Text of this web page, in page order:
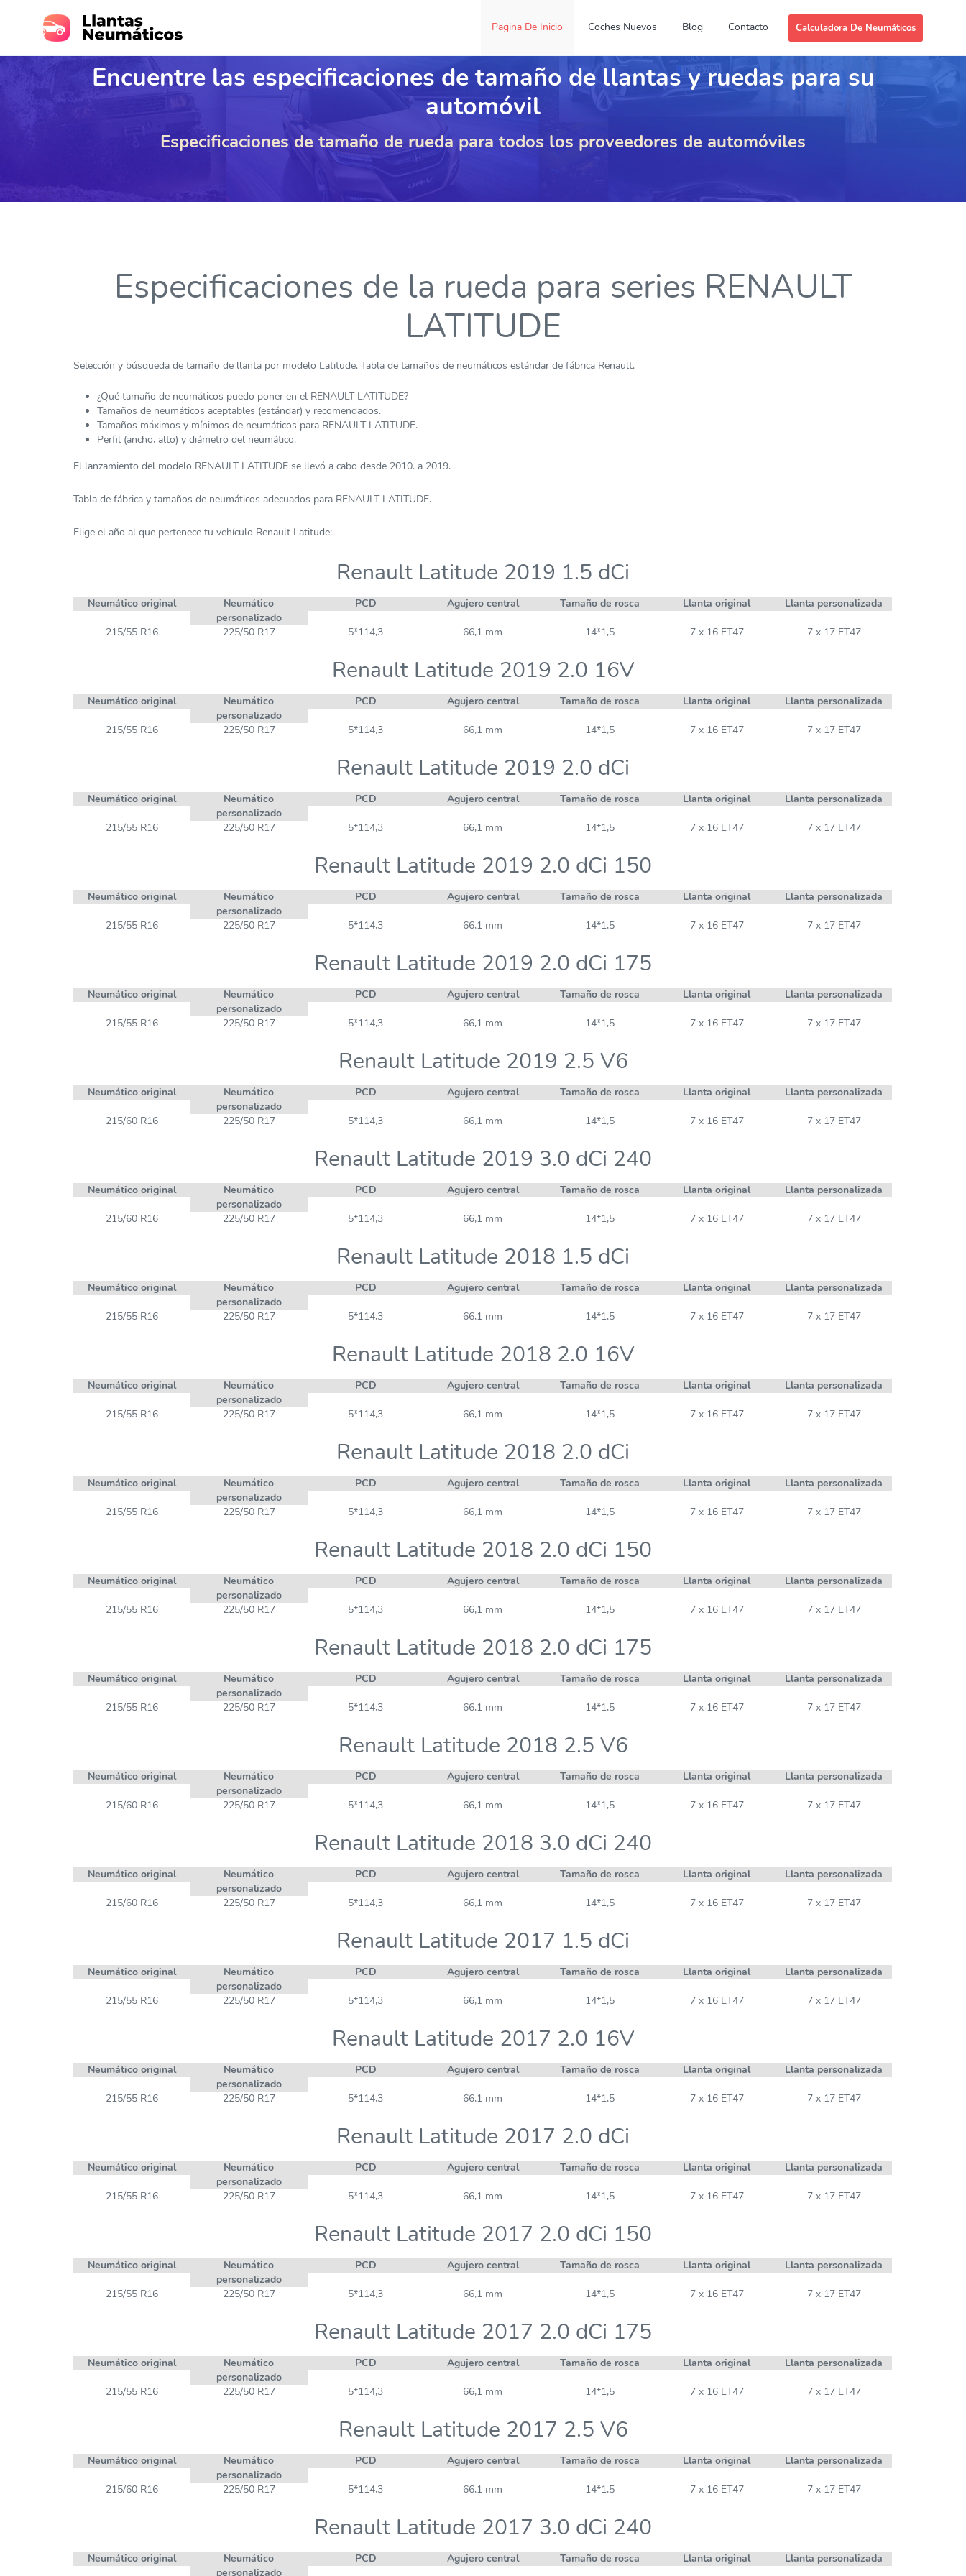
Pagina De Inicio Coches Nuevos Blog Contacto Calculadora De Neumáticos
Encuentre las especificaciones de tamaño de llantas y ruedas para su
automóvil
Especificaciones de tamaño de rueda para todos los proveedores de automóviles
Especificaciones de la rueda para series RENAULT
LATITUDE
Selección y búsqueda de tamaño de llanta por modelo Latitude. Tabla de tamaños de neumáticos estándar de fábrica Renault.
¿Qué tamaño de neumáticos puedo poner en el RENAULT LATITUDE?
Tamaños de neumáticos aceptables (estándar) y recomendados.
Tamaños máximos y mínimos de neumáticos para RENAULT LATITUDE.
Perfil (ancho, alto) y diámetro del neumático.
El lanzamiento del modelo RENAULT LATITUDE se llevó a cabo desde 2010. a 2019.
Tabla de fábrica y tamaños de neumáticos adecuados para RENAULT LATITUDE.
Elige el año al que pertenece tu vehículo Renault Latitude:
Renault Latitude 2019 1.5 dCi
Neumático original
Neumático
personalizado
PCD Agujero central Tamaño de rosca Llanta original Llanta personalizada
215/55 R16 225/50 R17 5*114,3 66,1 mm 14*1,5 7 x 16 ET47 7 x 17 ET47
Renault Latitude 2019 2.0 16V
Neumático original
Neumático
personalizado
PCD Agujero central Tamaño de rosca Llanta original Llanta personalizada
215/55 R16 225/50 R17 5*114,3 66,1 mm 14*1,5 7 x 16 ET47 7 x 17 ET47
Renault Latitude 2019 2.0 dCi
Neumático original
Neumático
personalizado
PCD Agujero central Tamaño de rosca Llanta original Llanta personalizada
215/55 R16 225/50 R17 5*114,3 66,1 mm 14*1,5 7 x 16 ET47 7 x 17 ET47
Renault Latitude 2019 2.0 dCi 150
Neumático original
Neumático
personalizado
PCD Agujero central Tamaño de rosca Llanta original Llanta personalizada
215/55 R16 225/50 R17 5*114,3 66,1 mm 14*1,5 7 x 16 ET47 7 x 17 ET47
Renault Latitude 2019 2.0 dCi 175
Neumático original
Neumático
personalizado
PCD Agujero central Tamaño de rosca Llanta original Llanta personalizada
215/55 R16 225/50 R17 5*114,3 66,1 mm 14*1,5 7 x 16 ET47 7 x 17 ET47
Renault Latitude 2019 2.5 V6
Neumático original
Neumático
personalizado
PCD Agujero central Tamaño de rosca Llanta original Llanta personalizada
215/60 R16 225/50 R17 5*114,3 66,1 mm 14*1,5 7 x 16 ET47 7 x 17 ET47
Renault Latitude 2019 3.0 dCi 240
Neumático original
Neumático
personalizado
PCD Agujero central Tamaño de rosca Llanta original Llanta personalizada
215/60 R16 225/50 R17 5*114,3 66,1 mm 14*1,5 7 x 16 ET47 7 x 17 ET47
Renault Latitude 2018 1.5 dCi
Neumático original
Neumático
personalizado
PCD Agujero central Tamaño de rosca Llanta original Llanta personalizada
215/55 R16 225/50 R17 5*114,3 66,1 mm 14*1,5 7 x 16 ET47 7 x 17 ET47
Renault Latitude 2018 2.0 16V
Neumático original
Neumático
personalizado
PCD Agujero central Tamaño de rosca Llanta original Llanta personalizada
215/55 R16 225/50 R17 5*114,3 66,1 mm 14*1,5 7 x 16 ET47 7 x 17 ET47
Renault Latitude 2018 2.0 dCi
Neumático original
Neumático
personalizado
PCD Agujero central Tamaño de rosca Llanta original Llanta personalizada
215/55 R16 225/50 R17 5*114,3 66,1 mm 14*1,5 7 x 16 ET47 7 x 17 ET47
Renault Latitude 2018 2.0 dCi 150
Neumático original
Neumático
personalizado
PCD Agujero central Tamaño de rosca Llanta original Llanta personalizada
215/55 R16 225/50 R17 5*114,3 66,1 mm 14*1,5 7 x 16 ET47 7 x 17 ET47
Renault Latitude 2018 2.0 dCi 175
Neumático original
Neumático
personalizado
PCD Agujero central Tamaño de rosca Llanta original Llanta personalizada
215/55 R16 225/50 R17 5*114,3 66,1 mm 14*1,5 7 x 16 ET47 7 x 17 ET47
Renault Latitude 2018 2.5 V6
Neumático original
Neumático
personalizado
PCD Agujero central Tamaño de rosca Llanta original Llanta personalizada
215/60 R16 225/50 R17 5*114,3 66,1 mm 14*1,5 7 x 16 ET47 7 x 17 ET47
Renault Latitude 2018 3.0 dCi 240
Neumático original
Neumático
personalizado
PCD Agujero central Tamaño de rosca Llanta original Llanta personalizada
215/60 R16 225/50 R17 5*114,3 66,1 mm 14*1,5 7 x 16 ET47 7 x 17 ET47
Renault Latitude 2017 1.5 dCi
Neumático original
Neumático
personalizado
PCD Agujero central Tamaño de rosca Llanta original Llanta personalizada
215/55 R16 225/50 R17 5*114,3 66,1 mm 14*1,5 7 x 16 ET47 7 x 17 ET47
Renault Latitude 2017 2.0 16V
Neumático original
Neumático
personalizado
PCD Agujero central Tamaño de rosca Llanta original Llanta personalizada
215/55 R16 225/50 R17 5*114,3 66,1 mm 14*1,5 7 x 16 ET47 7 x 17 ET47
Renault Latitude 2017 2.0 dCi
Neumático original
Neumático
personalizado
PCD Agujero central Tamaño de rosca Llanta original Llanta personalizada
215/55 R16 225/50 R17 5*114,3 66,1 mm 14*1,5 7 x 16 ET47 7 x 17 ET47
Renault Latitude 2017 2.0 dCi 150
Neumático original
Neumático
personalizado
PCD Agujero central Tamaño de rosca Llanta original Llanta personalizada
215/55 R16 225/50 R17 5*114,3 66,1 mm 14*1,5 7 x 16 ET47 7 x 17 ET47
Renault Latitude 2017 2.0 dCi 175
Neumático original
Neumático
personalizado
PCD Agujero central Tamaño de rosca Llanta original Llanta personalizada
215/55 R16 225/50 R17 5*114,3 66,1 mm 14*1,5 7 x 16 ET47 7 x 17 ET47
Renault Latitude 2017 2.5 V6
Neumático original
Neumático
personalizado
PCD Agujero central Tamaño de rosca Llanta original Llanta personalizada
215/60 R16 225/50 R17 5*114,3 66,1 mm 14*1,5 7 x 16 ET47 7 x 17 ET47
Renault Latitude 2017 3.0 dCi 240
Neumático original
Neumático
personalizado
PCD Agujero central Tamaño de rosca Llanta original Llanta personalizada